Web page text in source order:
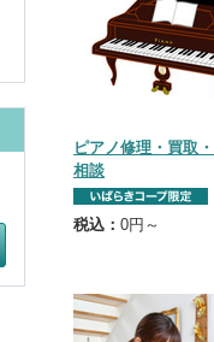
ピアノ修理・買取
相談
税込： 0円～